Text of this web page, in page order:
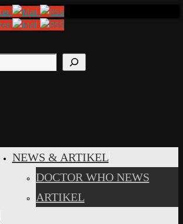
NEWS & ARTIKEL
DOCTOR WHO NEWS
ARTIKEL